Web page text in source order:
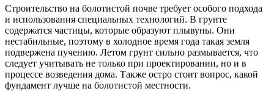
Строительство на болотистой почве требует особого подхода
и использования специальных технологий. В грунте
содержатся частицы, которые образуют плывуны. Они
нестабильные, поэтому в холодное время года такая земля
подвержена пучению. Летом грунт сильно размывается, что
следует учитывать не только при проектировании, но и в
процессе возведения дома. Также остро стоит вопрос, какой
фундамент лучше на болотистой местности.